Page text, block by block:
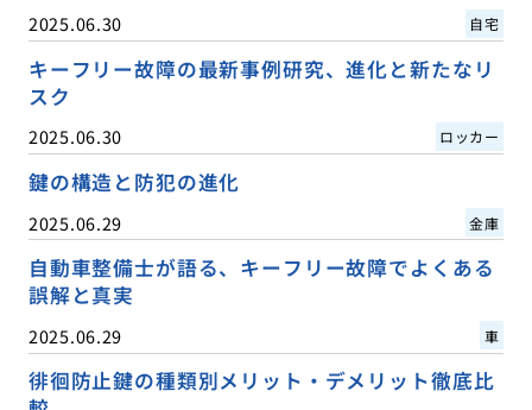
2025.06.30 自宅
キーフリー故障の最新事例研究、進化と新たなリ
スク
2025.06.30 ロッカー
鍵の構造と防犯の進化
2025.06.29 金庫
自動車整備士が語る、キーフリー故障でよくある
誤解と真実
2025.06.29 車
徘徊防止鍵の種類別メリット・デメリット徹底比